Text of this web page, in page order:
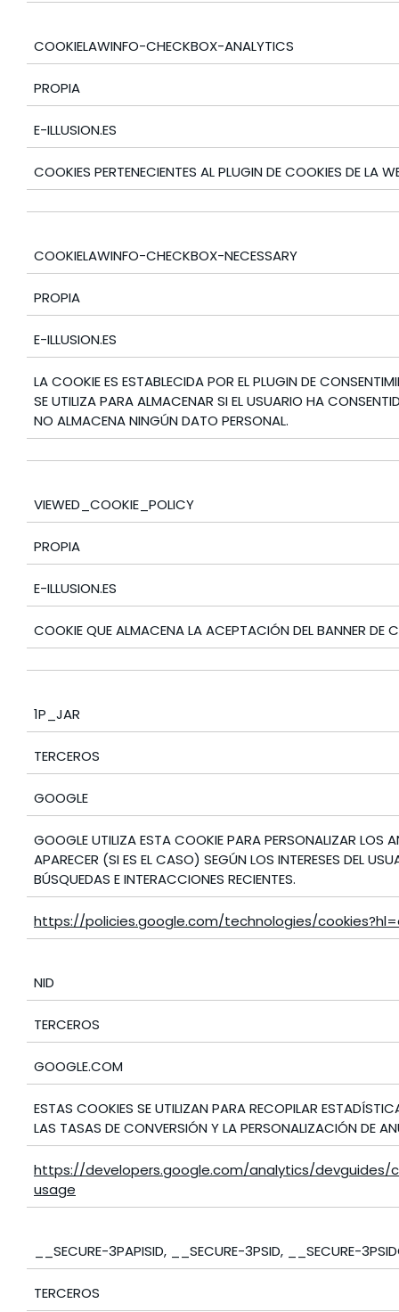
COOKIELAWINFO-CHECKBOX-ANALYTICS
PROPIA
E-ILLUSION.ES
COOKIES PERTENECIENTES AL PLUGIN DE COOKIES DE LA
COOKIELAWINFO-CHECKBOX-NECESSARY
PROPIA
E-ILLUSION.ES
LA COOKIE ES ESTABLECIDA POR EL PLUGIN DE
SE UTILIZA PARA ALMACENAR SI EL USUARIO HA
NO ALMACENA NINGÚN DATO PERSONAL.
VIEWED_COOKIE_POLICY
PROPIA
E-ILLUSION.ES
COOKIE QUE ALMACENA LA ACEPTACIÓN DEL BANNER DE
1P_JAR
TERCEROS
GOOGLE
GOOGLE UTILIZA ESTA COOKIE PARA PERSONALIZAR LOS
APARECER (SI ES EL CASO) SEGÚN LOS INTERESES DEL
BÚSQUEDAS E INTERACCIONES RECIENTES.
https://policies.google.com/technologies/
NID
TERCEROS
GOOGLE.COM
ESTAS COOKIES SE UTILIZAN PARA RECOPILAR
LAS TASAS DE CONVERSIÓN Y LA PERSONALIZACIÓN DE
https://developers.google.com/analytics/devguides/
usage
__SECURE-3PAPISID, __SECURE-3PSID, __SECURE-
TERCEROS